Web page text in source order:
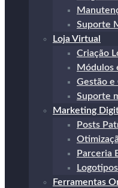
Suporte
Loja Virtual
Criação
Módulos
Gestão e
Suporte
Marketing
Posts
Parceria
Ferramentas